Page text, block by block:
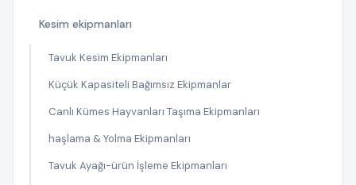
Kesim ekipmanları
Tavuk Kesim Ekipmanları
Küçük Kapasiteli Bağımsız Ekipmanlar
Canlı Kümes Hayvanları Taşıma Ekipmanları
haşlama & Yolma Ekipmanları
Tavuk Ayağı-ürün İşleme Ekipmanları